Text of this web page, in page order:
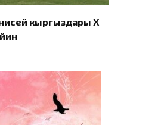
кыргыздары X